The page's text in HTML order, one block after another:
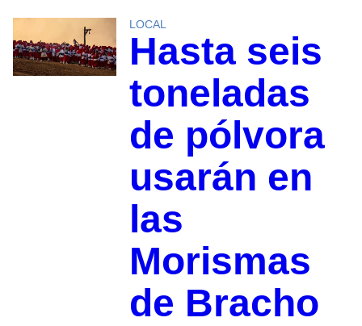
LOCAL
Hasta seis
toneladas
de pólvora
usarán en
las
Morismas
de Bracho